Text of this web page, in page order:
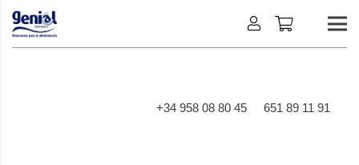
+34 958 08 80 45 651 89 11 91